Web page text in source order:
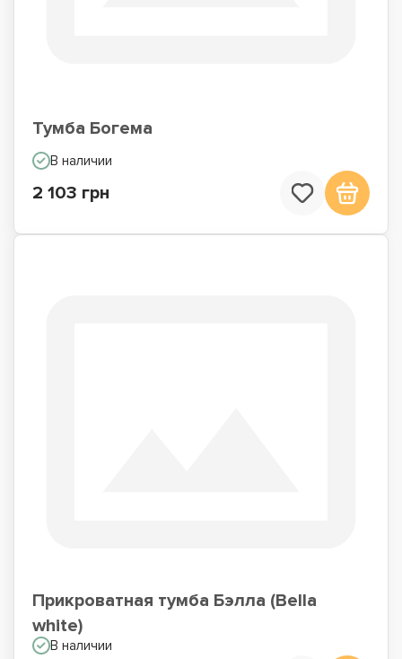
Тумба Богема
В наличии
2 103 грн
Прикроватная тумба Бэлла (Bella
white)
В наличии